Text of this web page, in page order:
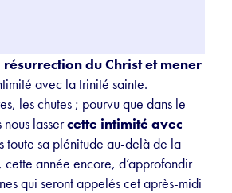
du Christ et mener
avec la trinité sainte.
les chutes ; pourvu que dans le
lassercette intimité avec
toute sa plénitude au-delà de la
année encore, d’approfondir
qui seront appelés cet après-midi